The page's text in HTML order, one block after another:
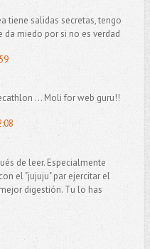
tiene salidas secretas, tengo
miedo por si no es verdad
... Moli for web guru!!
de leer. Especialmente
el "jujuju" par ejercitar el
digestión. Tu lo has